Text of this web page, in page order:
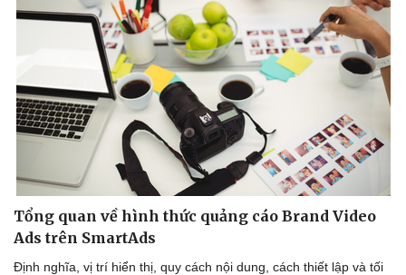
Tổng quan về hình thức quảng cáo Brand Video
Ads trên SmartAds
Định nghĩa, vị trí hiển thị, quy cách nội dung, cách thiết lập và tối